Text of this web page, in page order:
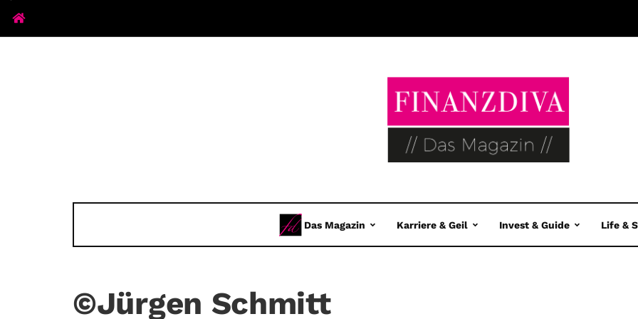
Das Magazin Karriere & Geil Invest & Guide Life &
©Jürgen Schmitt